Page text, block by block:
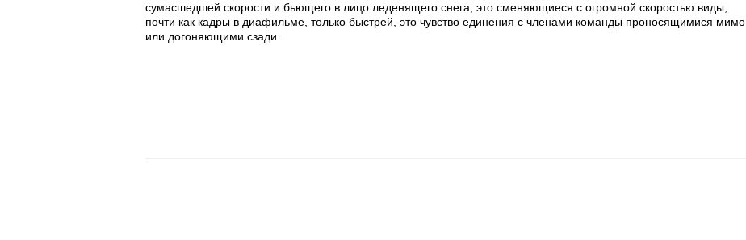
сумасшедшей скорости и бьющего в лицо леденящего снега, это сменяющиеся с огромной скоростью виды,
почти как кадры в диафильме, только быстрей, это чувство единения с членами команды проносящимися мимо
или догоняющими сзади.